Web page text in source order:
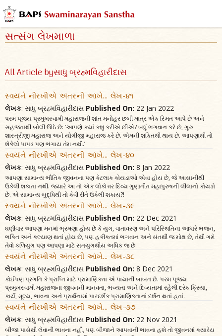
સત્સંગ લેખમાળા
All Article byસાધુ બ્રહ્મવિહારીદાસ
સ્વયંને નીરખીએ અંતરની આંખે... લેખ-૪૧
લેખક: સાધુ બ્રહ્મવિહારીદાસ Published On: 22 Jan 2022
પરમ પૂજ્ય પ્રમુખસ્વામી મહારાજની શાંત મનોહર છબી માત્ર એક સ્મિત આપે છે અને
સહજતાથી બોલી ઊઠે છે: ‘આપણે ક્યાં કશું કરીએ છીએ? બધું ભગવાન કરે છે, ગુરુ
શાસ્ત્રીજી મહારાજ અને યોગીજી મહારાજ કરે છે. એમની શક્તિથી થાય છે. આપણાથી તો
શેકેલો પાપડ પણ ભંગાય તેમ નથી.’
સ્વયંને નીરખીએ અંતરની આંખે... લેખ-૪૦
લેખક: સાધુ બ્રહ્મવિહારીદાસ Published On: 8 Jan 2022
આપણા સામાન્ય ભૌતિક જીવનના પણ કેટલાક કોયડાઓ એવા હોય છે, જે આસાનીથી
ઉકેલી શકાતા નથી. જ્યારે આ તો એક લોકોત્તર દિવ્ય ગુણાતીત મહાપુરુષની લીલાનો કોયડો
છે. એ સામાન્ય બુદ્ધિથી તો કેવી રીતે ઉકેલી શકાય?!
સ્વયંને નીરખીએ અંતરની આંખે... લેખ-૩૯
લેખક: સાધુ બ્રહ્મવિહારીદાસ Published On: 22 Dec 2021
ઘણીવાર આપણા મનમાં ભ્રમણા હોય છે કે યુગ, વાતાવરણ અને પરિસ્થિતિના આધારે ભજન,
ભક્તિ અને કલ્યાણ થતાં હોય છે, પણ હકીકતમાં ભગવાન અને સંતથી જ મોક્ષ છે, તેથી ગમે
તેવો કળિયુગ પણ આપણા માટે સતયુગથીય અધિક જ છે.
સ્વયંને નીરખીએ અંતરની આંખે... લેખ-૩૮
લેખક: સાધુ બ્રહ્મવિહારીદાસ Published On: 8 Dec 2021
કોઈપણ પ્રગતિ કે પ્રાપ્તિ માટે પ્રામાણિકતા એ પાયાની બાબત છે. પરમ પૂજ્ય
પ્રમુખસ્વામી મહારાજના જીવનની માનવતા, ભવ્યતા અને દિવ્યતામાં રહેલી દરેક ક્રિયા,
કાર્ય, મૂલ્ય, ભાવના અને પ્રાર્થનામાં પારદર્શક પ્રામાણિકતાનાં દર્શન થતાં હતાં.
સ્વયંને નીરખીએ અંતરની આંખે... લેખ-૩૭
લેખક: સાધુ બ્રહ્મવિહારીદાસ Published On: 22 Nov 2021
બીજા પાસેથી લેવાની ભાવના નહીં, પણ બીજાને આપવાની ભાવના હશે તો જીવનમાં ક્યારેય